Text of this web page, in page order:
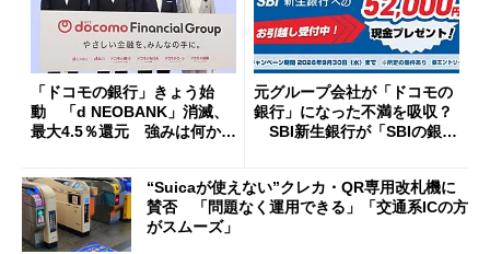
「ドコモの銀行」きょう始
動 「d NEOBANK」消滅、
最大4.5％還元 強みは何か解
元グループ会社が「ドコモの
銀行」になった不満を吸収？
SBI新生銀行が「SBIの銀
開催
“Suicaが使えない”クレカ・QR専用改札機に
賛否 「問題なく運用できる」「交通系ICの方
がスムーズ」